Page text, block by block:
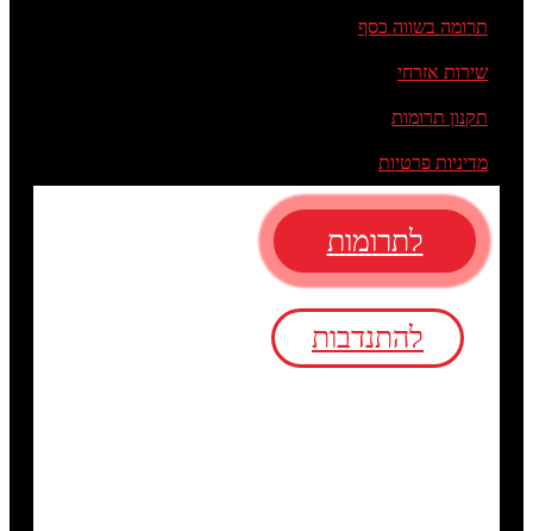
תרומה בשווה כסף
שירות אזרחי
תקנון תרומות
מדיניות פרטיות
לתרומות
להתנדבות